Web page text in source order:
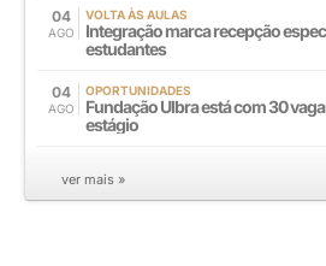
04
AGO
VOLTA ÀS AULAS
Integração marca recepção
estudantes
04
AGO
OPORTUNIDADES
Fundação Ulbra está com 30
estágio
ver mais »